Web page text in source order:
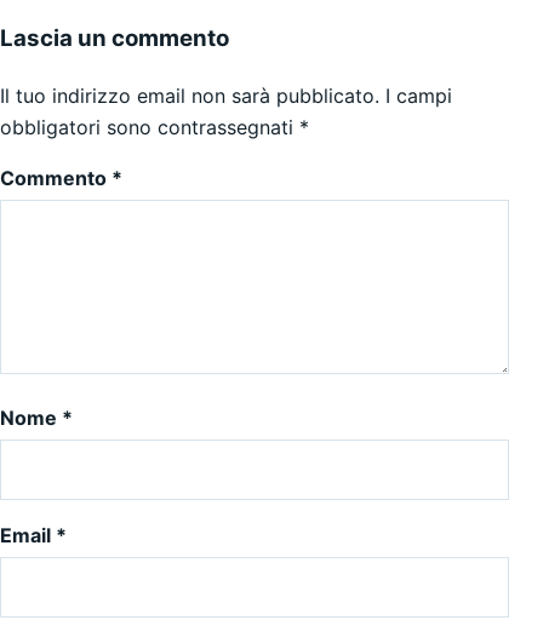
Lascia un commento
Il tuo indirizzo email non sarà pubblicato. I campi
obbligatori sono contrassegnati *
Commento *
Nome *
Email *